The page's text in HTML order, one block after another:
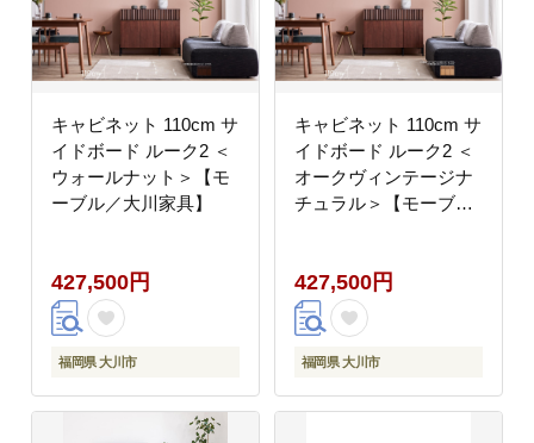
キャビネット 110cm サ
イドボード ルーク2 ＜
ウォールナット＞【モ
ーブル／大川家具】
427,500円
福岡県 大川市
キャビネット 110cm サ
イドボード ルーク2 ＜
オークヴィンテージナ
チュラル＞【モーブル
427,500円
福岡県 大川市